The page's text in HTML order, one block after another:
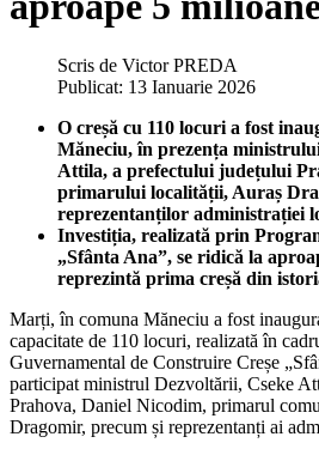
Scris de Victor PREDA
Publicat: 13 Ianuarie 2026
O creșă cu 110 locuri a fost
Măneciu, în prezența
Attila, a prefectului județului
primarului localității, Auraș
reprezentanților administrației
Investiția, realizată prin
„Sfânta Ana”, se ridică la
reprezintă prima creșă din
Marți, în comuna Măneciu a fost
capacitate de 110 locuri, realizată în
Guvernamental de Construire Creșe
participat ministrul Dezvoltării, Cseke
Prahova, Daniel Nicodim, primarul
Dragomir, precum și reprezentanți ai